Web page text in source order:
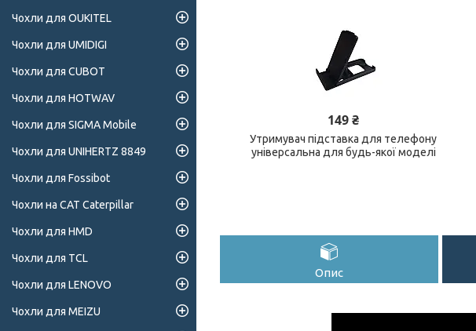
149 ₴
Утримувач підставка для телефону
універсальна для будь-якої моделі
Опис
Чохли для OUKITEL
Чохли для UMIDIGI
Чохли для CUBOT
Чохли для HOTWAV
Чохли для SIGMA Mobile
Чохли для UNIHERTZ 8849
Чохли для Fossibot
Чохли на CAT Caterpillar
Чохли для HMD
Чохли для TCL
Чохли для LENOVO
Чохли для MEIZU